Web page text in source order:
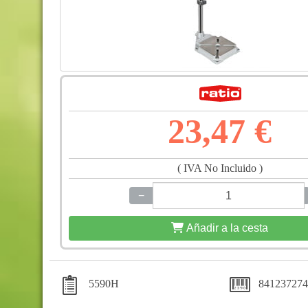
23,47 €
( IVA No Incluido )
−
Añadir a la cesta
5590H